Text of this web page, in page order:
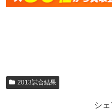
2013試合結果
シ